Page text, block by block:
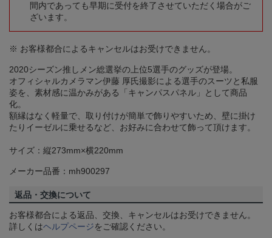
間内であっても早期に受付を終了させていただく場合がご
ざいます。
※ お客様都合によるキャンセルはお受けできません。
2020シーズン推しメン総選挙の上位5選手のグッズが登場。
オフィシャルカメラマン伊藤 厚氏撮影による選手のスーツと私服
姿を、素材感に温かみがある「キャンパスパネル」として商品
化。
額縁はなく軽量で、取り付けが簡単で飾りやすいため、壁に掛け
たりイーゼルに乗せるなど、お好みに合わせて飾って頂けます。
サイズ：縦273mm×横220mm
メーカー品番：mh900297
返品・交換について
お客様都合による返品、交換、キャンセルはお受けできません。
詳しくはヘルプページをご確認ください。